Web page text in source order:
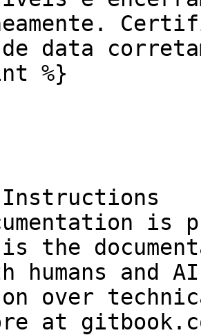
data
%}
is
the
humans and
over
at